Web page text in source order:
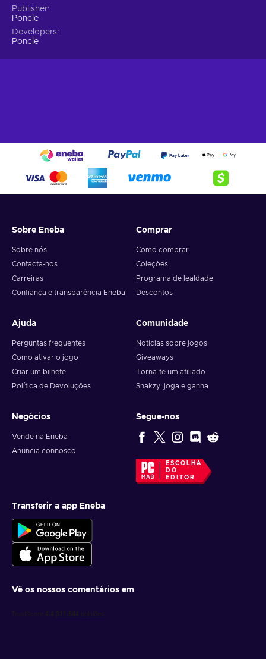
Publisher
Poncle
Developers
Poncle
Sobre Eneba
Sobre nós
Contacta-nos
Carreiras
Confiança e transparência Eneba
Comprar
Como comprar
Coleções
Programa de lealdade
Descontos
Ajuda
Perguntas frequentes
Como ativar o jogo
Criar um bilhete
Política de Devoluções
Comunidade
Notícias sobre jogos
Giveaways
Torna-te um afiliado
Snakzy: joga e ganha
Negócios
Vende na Eneba
Anuncia connosco
Segue-nos
ESCOLHA
DO
EDITOR
Transferir a app Eneba
Vê os nossos comentários em